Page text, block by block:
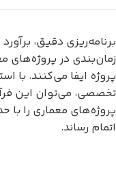
برنامه‌ریزی دقیق،
زمان‌بندی در
پروژه ایفا می‌کنند. با
تخصصی، می‌توان این
پروژه‌های معماری را
اتمام رساند.